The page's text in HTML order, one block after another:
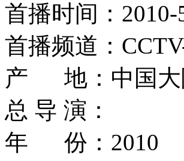
首播时间：2010-
首播频道：
产 地：中国大
总 导 演：
年 份：2010